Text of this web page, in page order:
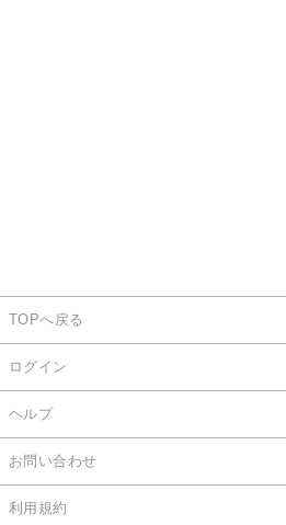
TOPへ戻る
ログイン
ヘルプ
お問い合わせ
利用規約